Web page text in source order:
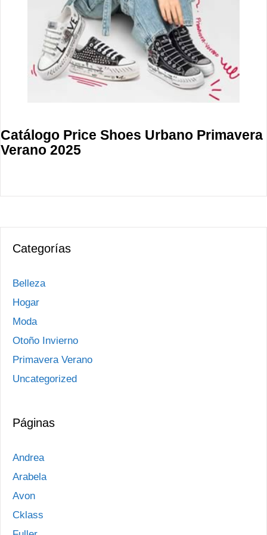
Catálogo Price Shoes Urbano Primavera
Verano 2025
Categorías
Belleza
Hogar
Moda
Otoño Invierno
Primavera Verano
Uncategorized
Páginas
Andrea
Arabela
Avon
Cklass